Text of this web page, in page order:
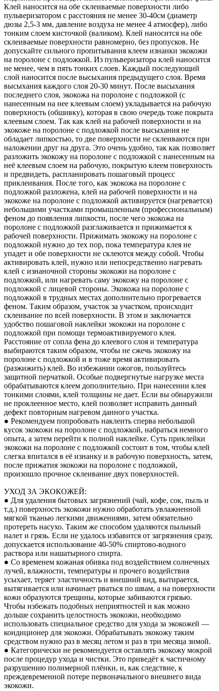
Клей наносится на обе склеиваемые поверхности либо
пульверизатором с расстояния не менее 30-40см (диаметр
дюзы 2,5-3 мм, давление воздуха не менее 4 атмосфер), либо
тонким слоем кисточкой (валиком). Клей наносится на обе
склеиваемые поверхности равномерно, без пропусков. Не
допускайте сильного пропитывания клеем изнанки экокожи
на поролоне с подложкой. Из пульверизатора клей наносится
не менее, чем в пять тонких слоев. Каждый последующий
слой наносится после высыхания предыдущего слоя. Время
высыхания каждого слоя 20-30 минут. После высыхания
последнего слоя, экокожа на поролоне с подложкой (с
нанесенным на нее клеевым слоем) укладывается на рабочую
поверхность (обшивку), которая в свою очередь тоже покрыта
клеевым слоем. Так как клей на рабочей поверхности и на
экокоже на поролоне с подложкой после высыхания не
обладает липкостью, то две поверхности не склеиваются при
наложении друг на друга. Это очень удобно, так как позволяет
разложить экокожу на поролоне с подложкой с нанесенным на
неё клеевым слоем на рабочую, покрытую клеем поверхность
и предвидеть, распланировать пошаговый процесс
приклеивания. После того, как экокожа на поролоне с
подложкой разложена, клей на рабочей поверхности и на
экокоже на поролоне с подложкой активируется (нагревается)
небольшими участками промышленным (профессиональным)
феном до появления липкости, после чего экокожа на
поролоне с подложкой разглаживается и прижимается к
рабочей поверхности. Прижимать экокожу на поролоне с
подложкой нужно до тех пор, пока температура клея не
упадет и обе поверхности не склеются между собой. Чтобы
активировать клей, нужно или непосредственно нагревать
клей с изнаночной стороны экокожи на поролоне с
подложкой, или нагревать саму экокожу на поролоне с
подложкой с лицевой стороны. Экокожа на поролоне с
подложкой в трудных местах дополнительно прогревается
феном. Таким образом, участок за участком, происходит
склеивание по всей поверхности. В этом и заключается
удобство пошаговой наклейки экокожи на поролоне с
подложкой при помощи термоактивируемого клея.
Расстояние от сопла фена до клеевого слоя и температура
выбираются таким образом, чтобы не сжечь экокожу на
поролоне с подложкой и в тоже время активировать
(разжижить) клей. Во избежании ожогов, пользуйтесь
защитной перчаткой. Особые подвергнутые нагрузке места
обрабатываются клеем дополнительно. При нанесении клея
тонкими слоями, клей толщины не дает. Если вы обнаружили
не проклеенное место, клей позволяет исправить данный
дефект повторным нагревом данного участка.
● Рекомендуем попробовать наклеить сперва небольшой
кусок экокожи на поролоне с подложкой, набраться немного
опыта, а затем перейти к полной наклейке. Суть приклейки
экокожи на поролоне с подложкой состоит в том, чтобы клей
слегка впитался в её изнанку и в рабочую поверхность, затем,
после прижатия экокожи на поролоне с подложкой,
произошло прочное склеивание двух поверхностей.
УХОД ЗА ЭКОКОЖЕЙ:
● Для удаления бытовых загрязнений (чай, кофе, сок, пыль и
т.д.) поверхность экокожи нужно обработать увлажненной
мягкой тканью легкими движениями, затем обязательно
протереть насухо. Таким же способом удаляются пыльный
налет и грязь. Если не удалось избавится от загрязнения сразу,
допускается использование 40-50% спиртово-водного
раствора или нашатырного спирта.
● Со временем кожаная обивка под воздействием солнечных
лучей, влажности, температуры и прочего воздействия
усыхает, теряет эластичность и внешний вид, вытирается,
вытягивается или начинает рваться по швам, а на поверхности
кожи образуются трещины, которые забиваются грязью.
Чтобы избежать подобных неприятностей и как можно
дольше сохранить целостность экокожи, необходимо
использовать специальное средство для ухода за экокожей —
кондиционер для экокожи. Обрабатывать экокожу таким
средством нужно раз в месяц летом и раз в три месяца зимой.
● Категорически не рекомендуется оставлять экокожу мокрой
после процедур ухода и чистки. Это приведёт к частичному
разрушению полимерной плёнки, и, как следствие, к
преждевременной потере первоначального внешнего вида
экокожи.